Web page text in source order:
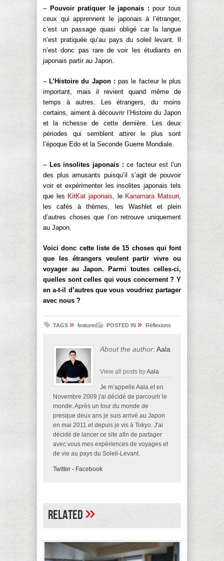
– Pouvoir pratiquer le japonais : pour tous
ceux qui apprennent le japonais à l’étranger,
c’est un passage quasi obligé car la langue
n’est pratiquée qu’au pays du soleil levant. Il
n’est donc pas rare de voir les étudiants en
japonais partir au Japon.
– L’Histoire du Japon : pas le facteur le plus
important, mais il revient quand même de
temps à autres. Les étrangers, du moins
certains, aiment à découvrir l’Histoire du Japon
et la richesse de cette dernière. Les deux
périodes qui semblent attirer le plus sont
l’époque Edo et la Seconde Guerre Mondiale.
– Les insolites japonais : ce facteur est l’un
des plus amusants puisqu’il s’agit de pouvoir
voir et expérimenter les insolites japonais tels
que les KitKat japonais, le Kanamara Matsuri,
les cafés à thèmes, les Washlet et plein
d’autres choses que l’on retrouve uniquement
au Japon.
Voici donc cette liste de 15 choses qui font
que les étrangers veulent partir vivre ou
voyager au Japon. Parmi toutes celles-ci,
quelles sont celles qui vous concernent ? Y
en a-t-il d’autres que vous voudriez partager
avec nous ?
TAGS » featured POSTED IN » Réflexions
About the author:Aala
View all posts byAala
Je m’appelle Aala et en
Novembre 2009 j'ai décidé de parcourir le
monde. Après un tour du monde de
presque deux ans je suis arrivé au Japon
en mai 2011 et depuis je vis à Tokyo. J'ai
décidé de lancer ce site afin de partager
avec vous mes expériences de voyages et
de vie au pays du Soleil-Levant.
Twitter - Facebook
Related»